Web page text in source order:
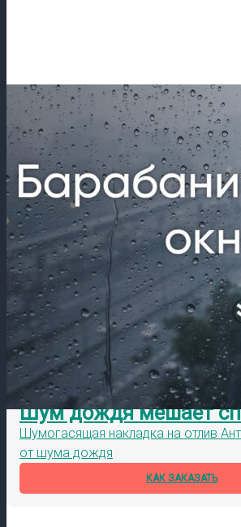
Шум дождя мешает
Шумогасящая накладка на отлив
от шума дождя
КАК ЗАКАЗАТЬ